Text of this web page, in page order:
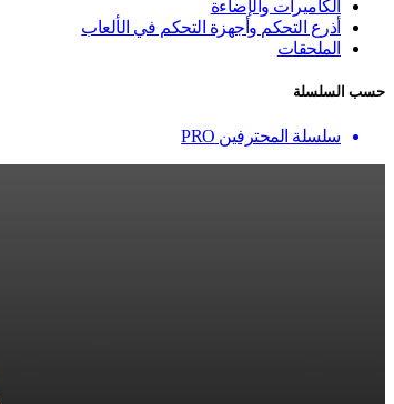
الكاميرات والإضاءة
أذرع التحكم وأجهزة التحكم في الألعاب
الملحقات
حسب السلسلة
سلسلة المحترفين PRO